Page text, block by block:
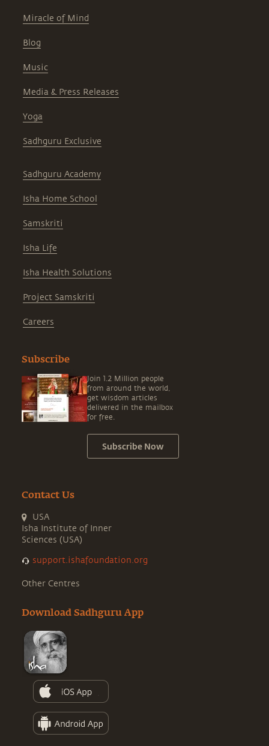
Miracle of Mind
Blog
Music
Media & Press Releases
Yoga
Sadhguru Exclusive
Sadhguru Academy
Isha Home School
Samskriti
Isha Life
Isha Health Solutions
Project Samskriti
Careers
Subscribe
Join 1.2 Million people
from around the world,
get wisdom articles
delivered in the mailbox
for free.
Subscribe Now
Contact Us
USA
Isha Institute of Inner
Sciences (USA)
support.ishafoundation.org
Other Centres
Download Sadhguru App